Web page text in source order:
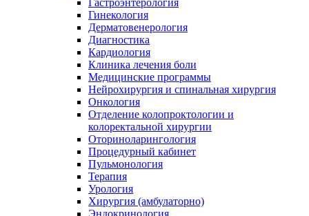
Гастроэнтерология
Гинекология
Дерматовенерология
Диагностика
Кардиология
Клиника лечения боли
Медицинские программы
Нейрохирургия и спинальная хирургия
Онкология
Отделение колопроктологии и
колоректальной хирургии
Оториноларингология
Процедурный кабинет
Пульмонология
Терапия
Урология
Хирургия (амбулаторно)